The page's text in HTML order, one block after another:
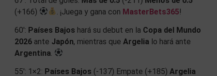
(+166)
. ¡Juega y gana con MasterBets365!
60′: Países Bajos hará su debut en la Copa del Mundo
2026 ante Japón, mientras que Argelia lo hará ante
Argentina.
55′: 1×2: Países Bajos (-137) Empate (+185) Argelia